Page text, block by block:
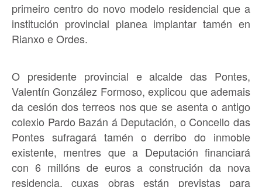
primeiro centro do novo modelo residencial que a
institución provincial planea implantar tamén en
Rianxo e Ordes.
O presidente provincial e alcalde das Pontes,
Valentín González Formoso, explicou que ademais
da cesión dos terreos nos que se asenta o antigo
colexio Pardo Bazán á Deputación, o Concello das
Pontes sufragará tamén o derribo do inmoble
existente, mentres que a Deputación financiará
con 6 millóns de euros a construción da nova
residencia, cuxas obras están previstas para